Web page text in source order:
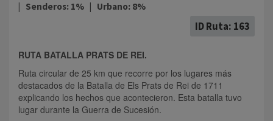
| Senderos: 1% | Urbano: 8%
ID Ruta: 163
RUTA BATALLA PRATS DE REI.
Ruta circular de 25 km que recorre por los lugares más
destacados de la Batalla de Els Prats de Rei de 1711
explicando los hechos que acontecieron. Esta batalla tuvo
lugar durante la Guerra de Sucesión.